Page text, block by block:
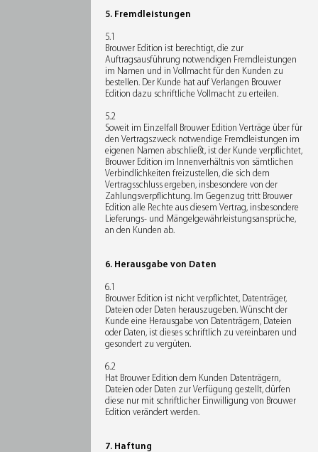
5. Fremdleistungen
5.1
Brouwer Edition ist berechtigt, die zur
Auftragsausführung notwendigen Fremdleistungen
im Namen und in Vollmacht für den Kunden zu
bestellen. Der Kunde hat auf Verlangen Brouwer
Edition dazu schriftliche Vollmacht zu erteilen.
5.2
Soweit im Einzelfall Brouwer Edition Verträge über für
den Vertragszweck notwendige Fremdleistungen im
eigenen Namen abschließt, ist der Kunde verpflichtet,
Brouwer Edition im Innenverhältnis von sämtlichen
Verbindlichkeiten freizustellen, die sich dem
Vertragsschluss ergeben, insbesondere von der
Zahlungsverpflichtung. Im Gegenzug tritt Brouwer
Edition alle Rechte aus diesem Vertrag, insbesondere
Lieferungs- und Mängelgewährleistungsansprüche,
an den Kunden ab.
6. Herausgabe von Daten
6.1
Brouwer Edition ist nicht verpflichtet, Datenträger,
Dateien oder Daten herauszugeben. Wünscht der
Kunde eine Herausgabe von Datenträgern, Dateien
oder Daten, ist dieses schriftlich zu vereinbaren und
gesondert zu vergüten.
6.2
Hat Brouwer Edition dem Kunden Datenträgern,
Dateien oder Daten zur Verfügung gestellt, dürfen
diese nur mit schriftlicher Einwilligung von Brouwer
Edition verändert werden.
7. Haftung